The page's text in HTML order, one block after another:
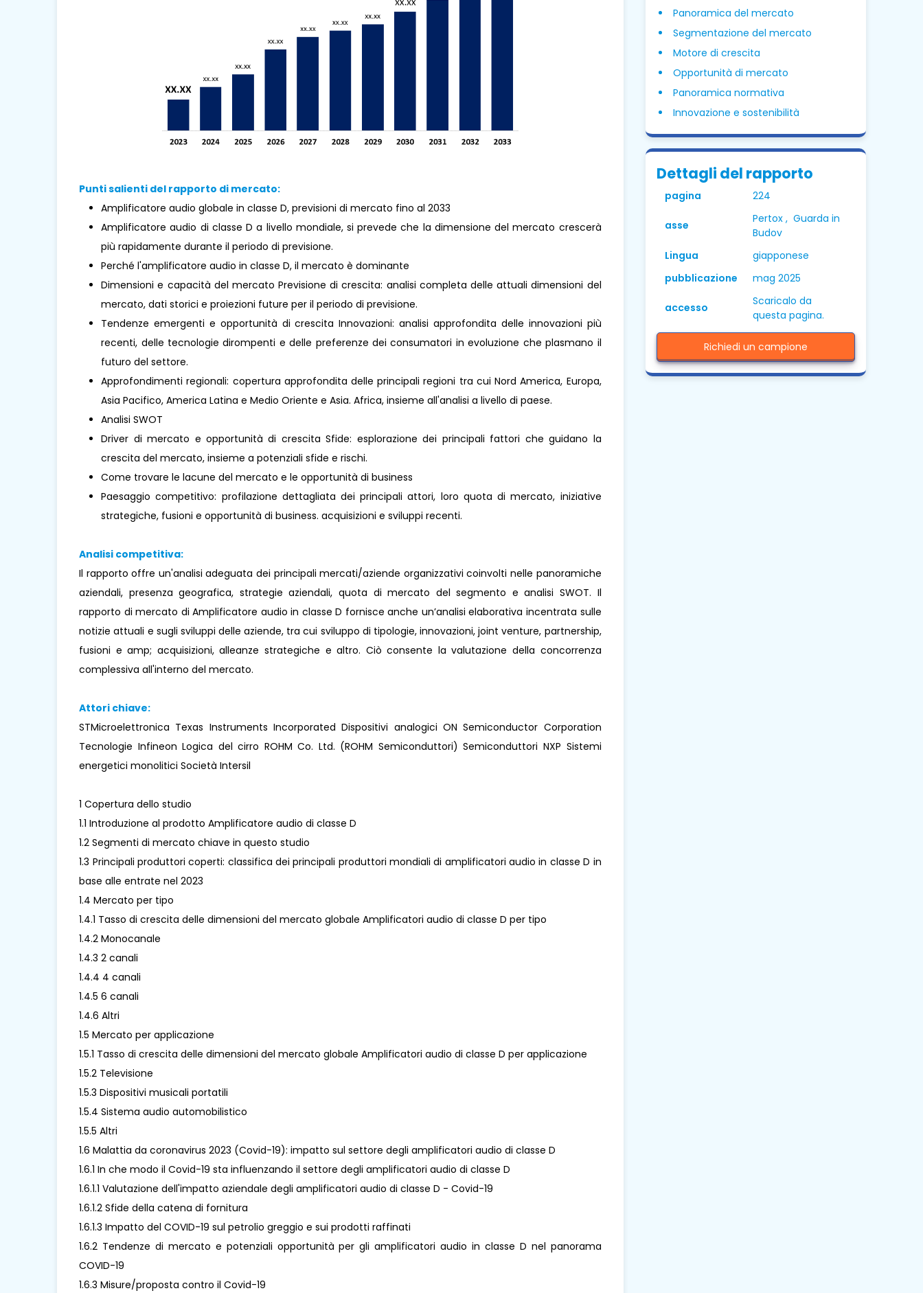
Punti salienti del rapporto di mercato:
Amplificatore audio globale in classe D, previsioni di mercato fino al 2033
Amplificatore audio di classe D a livello mondiale, si prevede che la dimensione del mercato crescerà
più rapidamente durante il periodo di previsione.
Perché l'amplificatore audio in classe D, il mercato è dominante
Dimensioni e capacità del mercato Previsione di crescita: analisi completa delle attuali dimensioni del
mercato, dati storici e proiezioni future per il periodo di previsione.
Tendenze emergenti e opportunità di crescita Innovazioni: analisi approfondita delle innovazioni più
recenti, delle tecnologie dirompenti e delle preferenze dei consumatori in evoluzione che plasmano il
futuro del settore.
Approfondimenti regionali: copertura approfondita delle principali regioni tra cui Nord America, Europa,
Asia Pacifico, America Latina e Medio Oriente e Asia. Africa, insieme all'analisi a livello di paese.
Analisi SWOT
Driver di mercato e opportunità di crescita Sfide: esplorazione dei principali fattori che guidano la
crescita del mercato, insieme a potenziali sfide e rischi.
Come trovare le lacune del mercato e le opportunità di business
Paesaggio competitivo: profilazione dettagliata dei principali attori, loro quota di mercato, iniziative
strategiche, fusioni e opportunità di business. acquisizioni e sviluppi recenti.
Analisi competitiva:
Il rapporto offre un'analisi adeguata dei principali mercati/aziende organizzativi coinvolti nelle panoramiche
aziendali, presenza geografica, strategie aziendali, quota di mercato del segmento e analisi SWOT. Il
rapporto di mercato di Amplificatore audio in classe D fornisce anche un’analisi elaborativa incentrata sulle
notizie attuali e sugli sviluppi delle aziende, tra cui sviluppo di tipologie, innovazioni, joint venture, partnership,
fusioni e amp; acquisizioni, alleanze strategiche e altro. Ciò consente la valutazione della concorrenza
complessiva all'interno del mercato.
Attori chiave:
STMicroelettronica Texas Instruments Incorporated Dispositivi analogici ON Semiconductor Corporation
Tecnologie Infineon Logica del cirro ROHM Co. Ltd. (ROHM Semiconduttori) Semiconduttori NXP Sistemi
energetici monolitici Società Intersil
1 Copertura dello studio
1.1 Introduzione al prodotto Amplificatore audio di classe D
1.2 Segmenti di mercato chiave in questo studio
1.3 Principali produttori coperti: classifica dei principali produttori mondiali di amplificatori audio in classe D in
base alle entrate nel 2023
1.4 Mercato per tipo
1.4.1 Tasso di crescita delle dimensioni del mercato globale Amplificatori audio di classe D per tipo
1.4.2 Monocanale
1.4.3 2 canali
1.4.4 4 canali
1.4.5 6 canali
1.4.6 Altri
1.5 Mercato per applicazione
1.5.1 Tasso di crescita delle dimensioni del mercato globale Amplificatori audio di classe D per applicazione
1.5.2 Televisione
1.5.3 Dispositivi musicali portatili
1.5.4 Sistema audio automobilistico
1.5.5 Altri
1.6 Malattia da coronavirus 2023 (Covid-19): impatto sul settore degli amplificatori audio di classe D
1.6.1 In che modo il Covid-19 sta influenzando il settore degli amplificatori audio di classe D
1.6.1.1 Valutazione dell'impatto aziendale degli amplificatori audio di classe D - Covid-19
1.6.1.2 Sfide della catena di fornitura
1.6.1.3 Impatto del COVID-19 sul petrolio greggio e sui prodotti raffinati
1.6.2 Tendenze di mercato e potenziali opportunità per gli amplificatori audio in classe D nel panorama
COVID-19
1.6.3 Misure/proposta contro il Covid-19
Panoramica del mercato
Segmentazione del mercato
Motore di crescita
Opportunità di mercato
Panoramica normativa
Innovazione e sostenibilità
Dettagli del rapporto
pagina 224
asse
Pertox , Guarda in
Budov
Lingua
giapponese
pubblicazione
mag 2025
accesso
Scaricalo da
questa pagina.
Richiedi un campione